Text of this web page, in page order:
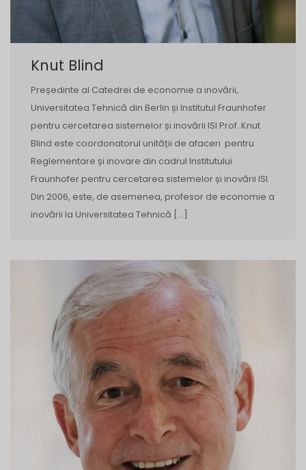
Knut Blind
Președinte al Catedrei de economie a inovării,
Universitatea Tehnică din Berlin și Institutul Fraunhofer
pentru cercetarea sistemelor și inovării ISI Prof. Knut
Blind este coordonatorul unității de afaceri pentru
Reglementare și inovare din cadrul Institutului
Fraunhofer pentru cercetarea sistemelor și inovării ISI.
Din 2006, este, de asemenea, profesor de economie a
inovării la Universitatea Tehnică […]